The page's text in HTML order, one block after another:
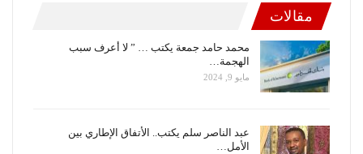
مقالات
محمد حامد جمعة يكتب … ” لا أعرف سبب
الهجمة…
مايو 9, 2024
عبد الناصر سلم يكتب.. الأتفاق الإطاري بين
الأمل…